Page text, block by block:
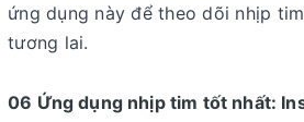
ứng dụng này để theo dõi nhịp
tương lai.
06 Ứng dụng nhịp tim tốt nhất: